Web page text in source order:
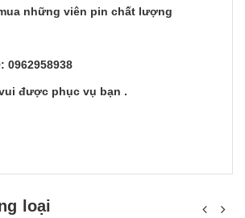
những viên pin chất lượng
0962958938
được phục vụ bạn .
loại